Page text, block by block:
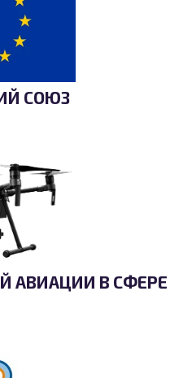
СОЮЗ
АВИАЦИИ В СФЕРЕ